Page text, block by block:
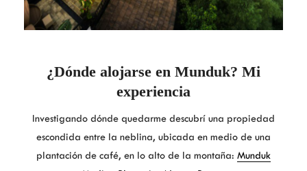
¿Dónde alojarse en Munduk? Mi
experiencia
Investigando dónde quedarme descubrí una propiedad
escondida entre la neblina, ubicada en medio de una
plantación de café, en lo alto de la montaña: Munduk